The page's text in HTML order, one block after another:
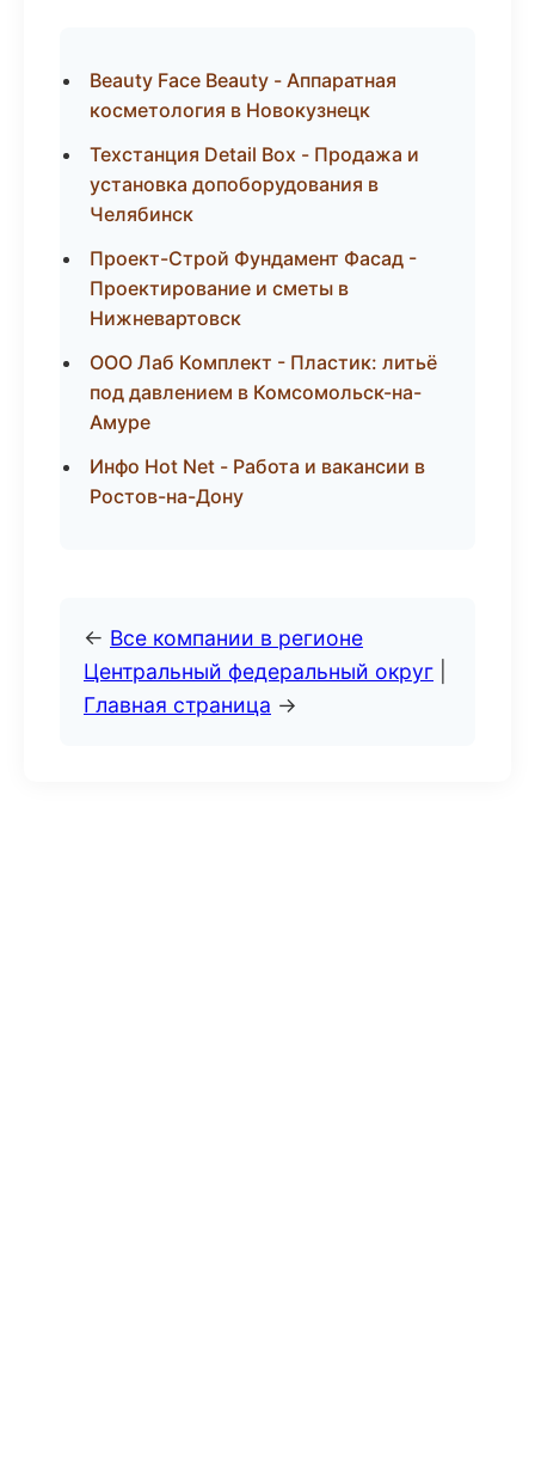
Beauty Face Beauty - Аппаратная
косметология в Новокузнецк
Техстанция Detail Box - Продажа и
установка допоборудования в
Челябинск
Проект-Строй Фундамент Фасад -
Проектирование и сметы в
Нижневартовск
ООО Лаб Комплект - Пластик: литьё
под давлением в Комсомольск-на-
Амуре
Инфо Hot Net - Работа и вакансии в
Ростов-на-Дону
← Все компании в регионе
Центральный федеральный округ
Главная страница →